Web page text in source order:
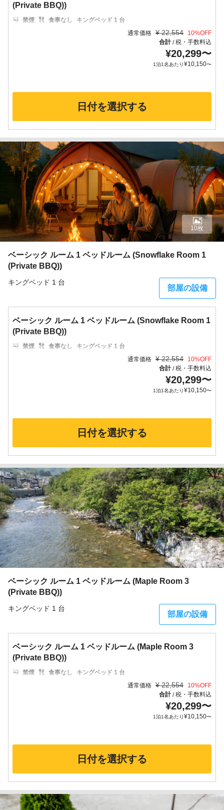
(Private BBQ))
禁煙 食事なし
キングベッド 1 台
通常価格 ¥ 22,554 10%OFF
合計/税・手数料込
¥20,299〜
1泊1名あたり¥10,150〜
日付を選択する
ベーシック ルーム 1 ベッドルーム (Snowflake Room 1
(Private BBQ))
キングベッド 1 台
部屋の設備
10枚
ベーシック ルーム 1 ベッドルーム (Snowflake Room 1
(Private BBQ))
禁煙 食事なし
キングベッド 1 台
通常価格 ¥ 22,554 10%OFF
合計/税・手数料込
¥20,299〜
1泊1名あたり¥10,150〜
日付を選択する
ベーシック ルーム 1 ベッドルーム (Maple Room 3
(Private BBQ))
キングベッド 1 台
部屋の設備
10枚
ベーシック ルーム 1 ベッドルーム (Maple Room 3
(Private BBQ))
禁煙 食事なし
キングベッド 1 台
通常価格 ¥ 22,554 10%OFF
合計/税・手数料込
¥20,299〜
1泊1名あたり¥10,150〜
日付を選択する